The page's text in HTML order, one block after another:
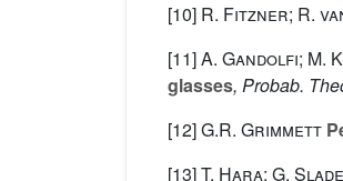
[10] R. Fitzner; R.
[11]A. Gandolfi; M.
glasses, Probab.
[12]G.R. Grimmett
[13]T. Hara; G. Slade